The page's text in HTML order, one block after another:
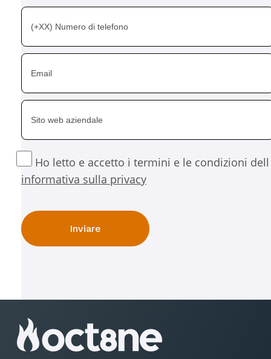
Ho letto e accetto i termini e le condizioni dell
informativa sulla privacy